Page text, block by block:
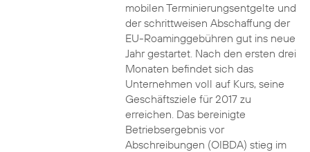
mobilen Terminierungsentgelte und
der schrittweisen Abschaffung der
EU-Roaminggebühren gut ins neue
Jahr gestartet. Nach den ersten drei
Monaten befindet sich das
Unternehmen voll auf Kurs, seine
Geschäftsziele für 2017 zu
erreichen. Das bereinigte
Betriebsergebnis vor
Abschreibungen (OIBDA) stieg im